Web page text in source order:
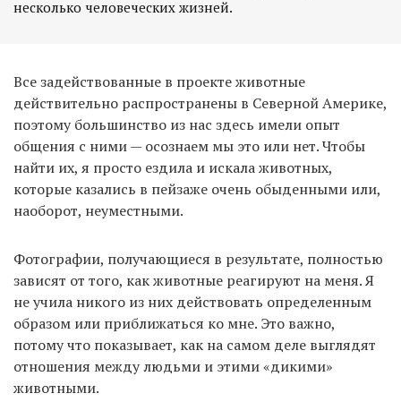
несколько человеческих жизней.
Все задействованные в проекте животные
действительно распространены в Северной Америке,
поэтому большинство из нас здесь имели опыт
общения с ними — осознаем мы это или нет. Чтобы
найти их, я просто ездила и искала животных,
которые казались в пейзаже очень обыденными или,
наоборот, неуместными.
Фотографии, получающиеся в результате, полностью
зависят от того, как животные реагируют на меня. Я
не учила никого из них действовать определенным
образом или приближаться ко мне. Это важно,
потому что показывает, как на самом деле выглядят
отношения между людьми и этими «дикими»
животными.